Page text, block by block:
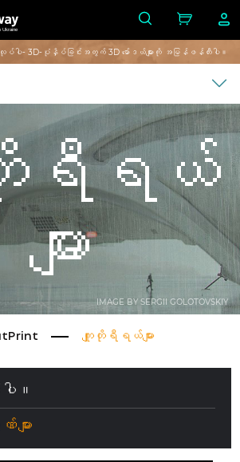
Ukraine
ပါ- 3D-ပုံနှိပ်ခြင်းအတွက် 3D မော်ဒယ်များကို အမြန်ဖန်တီးပါ။
IMAGE BY SERGII GOLOTOVSKIY
ရီရယ်
များ
ကျူတိုရီရယ်များ
ါ။
ျား